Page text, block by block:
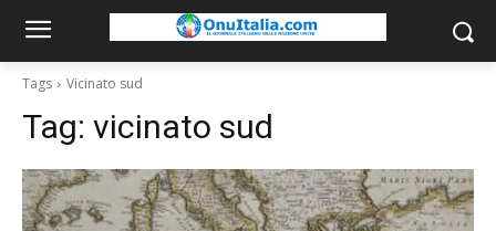
Tags Vicinato sud
Tag: vicinato sud